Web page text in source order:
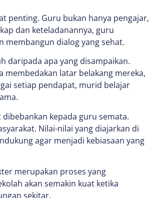
penting. Guru bukan hanya pengajar,
dan keteladanannya, guru
membangun dialog yang sehat.
daripada apa yang disampaikan.
latar belakang mereka,
setiap pendapat, murid belajar
kepada guru semata.
Nilai-nilai yang diajarkan di
agar menjadi kebiasaan yang
merupakan proses yang
akan semakin kuat ketika
sekitar.